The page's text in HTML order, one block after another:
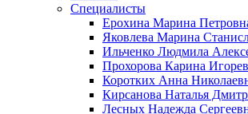
Специалисты
Ерохина Марина
Яковлева Марина
Ильченко Людмила
Прохорова Карина
Коротких Анна
Кирсанова Наталья
Лесных Надежда